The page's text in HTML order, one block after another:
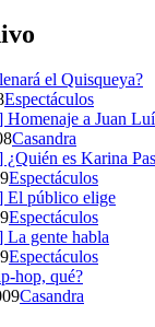
el Quisqueya?
Espectáculos
Homenaje a Juan
Casandra
¿Quién es Karina
Espectáculos
El público elige
Espectáculos
La gente habla
Espectáculos
hop, qué?
Casandra